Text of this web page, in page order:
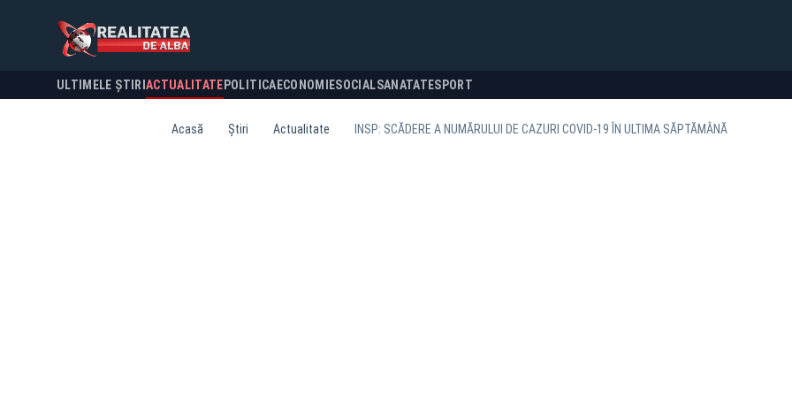
ULTIMELE ȘTIRI ACTUALITATE POLITICA ECONOMIESOCIALSANATATESPORT
Acasă Știri Actualitate INSP: SCĂDERE A NUMĂRULUI DE CAZURI COVID-19 ÎN ULTIMA SĂPTĂMÂNĂ